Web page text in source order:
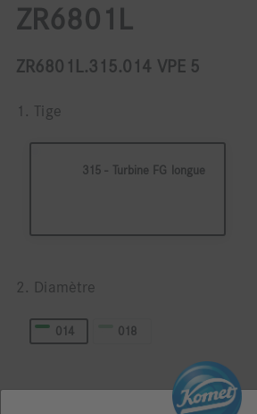
ZR6801L
ZR6801L.315.014 VPE 5
1. Tige
315 - Turbine FG longue
2. Diamètre
014 018